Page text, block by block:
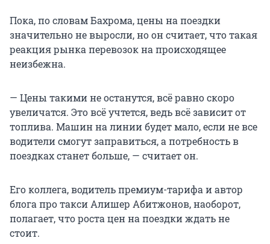
Пока, по словам Бахрома, цены на поездки
значительно не выросли, но он считает, что такая
реакция рынка перевозок на происходящее
неизбежна.
— Цены такими не останутся, всё равно скоро
увеличатся. Это всё учтется, ведь всё зависит от
топлива. Машин на линии будет мало, если не все
водители смогут заправиться, а потребность в
поездках станет больше, — считает он.
Его коллега, водитель премиум-тарифа и автор
блога про такси Алишер Абитжонов, наоборот,
полагает, что роста цен на поездки ждать не
стоит.